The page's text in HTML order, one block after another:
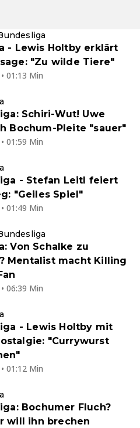
- Lewis Holtby erklärt
"Zu wilde Tiere"
01:13 Min
Schiri-Wut! Uwe
Bochum-Pleite "sauer"
01:59 Min
- Stefan Leitl feiert
"Geiles Spiel"
01:49 Min
Von Schalke zu
Mentalist macht Killing
06:39 Min
- Lewis Holtby mit
"Currywurst
01:12 Min
Bochumer Fluch?
will ihn brechen